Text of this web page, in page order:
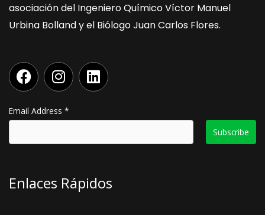
asociación del Ingeniero Químico Víctor Manuel
Urbina Bolland y el Biólogo Juan Carlos Flores.
F
a
c
e
b
o
I
n
s
t
a
g
m
L
i
n
e
d
Email Address *
Enlaces Rápidos